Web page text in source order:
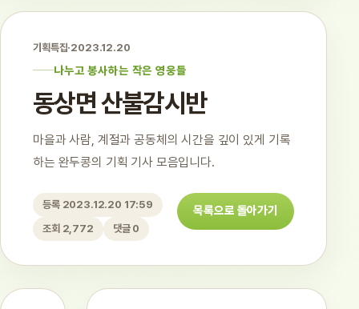
기획특집·2023.12.20
나누고 봉사하는 작은 영웅들
동상면 산불감시반
마을과 사람, 계절과 공동체의 시간을 깊이 있게 기록
하는 완두콩의 기획 기사 모음입니다.
등록 2023.12.20 17:59
조회 2,772
댓글 0
목록으로 돌아가기